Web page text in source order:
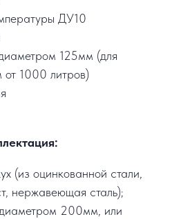
ДУ10
125мм (для
1000 литров)
(из оцинкованной стали,
нержавеющая сталь);
200мм, или